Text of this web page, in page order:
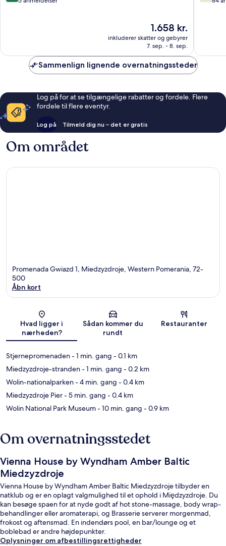
Prisen
1.658 kr.
1.658 kr.
inkluderer skatter og gebyrer
7. sep. - 8. sep.
Sammenlign lignende overnatningssteder
Log på for at se tilgængelige rabatter og fordele. Flere
fordele til flere eventyr.
Log på Tilmeld dig nu – det er gratis
Om området
Promenada Gwiazd 1, Miedzyzdroje, Western Pomerania, 72-
500
Åbn kort
Hvad ligger i
nærheden?
Sådan kommer du
rundt
Restauranter
Stjernepromenaden- 1 min. gang - 0.1 km
Miedzyzdroje-stranden- 1 min. gang - 0.2 km
Wolin-nationalparken- 4 min. gang - 0.4 km
Miedzyzdroje Pier- 5 min. gang - 0.4 km
Wolin National Park Museum- 10 min. gang - 0.9 km
Om overnatningsstedet
Vienna House by Wyndham Amber Baltic
Miedzyzdroje
Vienna House by Wyndham Amber Baltic Miedzyzdroje tilbyder en
natklub og er en oplagt valgmulighed til et ophold i Międzyzdroje. Du
kan besøge spaen for at nyde godt af hot stone-massage, body wrap-
behandlinger eller aromaterapi, og Brasserie serverer morgenmad,
frokost og aftensmad. En indendørs pool, en bar/lounge og et
boblebad er andre højdepunkter.
Oplysninger om afbestillingsrettigheder